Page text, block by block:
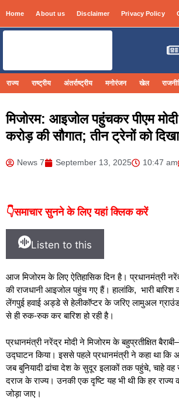
Home About us Disclaimer Privacy Policy
राज्य राष्ट्रीय अंतर्राष्ट्रीय मनोरंजन खेल
मिजोरम: आइजोल पहुंचकर पीएम
करोड़ की सौगात; तीन ट्रेनों को
News 7 September 13, 2025 10:47 am
👇समाचार सुनने के लिए यहां क्लिक करें
Listen to this
आज मिजोरम के लिए ऐतिहासिक दिन है। प्रधानमंत्री
की राजधानी आइजोल पहुंच गए हैं। हालांकि, भारी
लेंगपुई हवाई अड्डे से हेलीकॉप्टर के जरिए लामुअल
से ही रुक-रुक कर बारिश हो रही है।
प्रधानमंत्री नरेंद्र मोदी ने मिजोरम के बहुप्रतीक्षित
उद्घाटन किया। इससे पहले प्रधानमंत्री ने कहा था कि
जब बुनियादी ढांचा देश के सुदूर इलाकों तक पहुंचे, चाहे वह
दराज के राज्य। उनकी एक दृष्टि यह भी थी कि हर राज्य
जोड़ा जाए।